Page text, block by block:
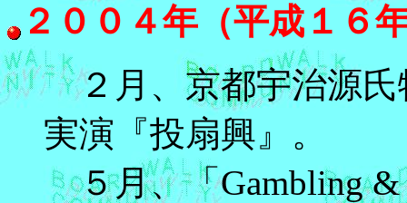
２００４年（平成１６
２月、京都宇治源氏
実演『投扇興』。
５月、「Gambling &